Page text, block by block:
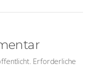
Erforderliche